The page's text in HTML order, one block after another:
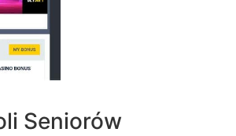
Seniorów